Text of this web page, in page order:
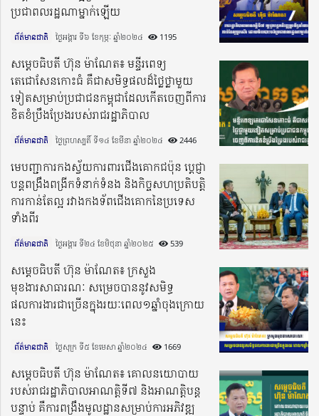
ប្រជាពលរដ្ឋណាម្នាក់ឡើយ
ព័ត៌មានជាតិ ថ្ងៃអង្គារ ទី៦ ខែកុម្ភៈ ឆ្នាំ២០២៤​ 1195
សម្តេចធិបតី ហ៊ុន ម៉ាណែត៖ មន្ទីរពេទ្យ
តេជោសែនកោះធំ គឺជាសមិទ្ធផលដ៏ថ្លៃថ្លាមួយ
ទៀតសម្រាប់ប្រជាជនកម្ពុជាដែលកើតចេញពីការ
ខិតខំប្រឹងប្រែងរបស់រាជរដ្ឋាភិបាល
ព័ត៌មានជាតិ ថ្ងៃព្រហស្បតិ៍ ទី១៤ ខែមីនា ឆ្នាំ២០២៤​ 2446
មេបញ្ជាការកងស្វ័យការពារជើងគោកជប៉ុន ប្តេជ្ញា
បន្តពង្រឹងពង្រីកទំនាក់ទំនង និងកិច្ចសហប្រតិបត្តិ
ការកាន់តែល្អ រវាងកងទ័ពជើងគោកនៃប្រទេស
ទាំងពីរ
ព័ត៌មានជាតិ ថ្ងៃអង្គារ ទី២៤ ខែមិថុនា ឆ្នាំ២០២៥​ 539
សម្តេចធិបតី ហ៊ុន ម៉ាណែត៖ ក្រសួង
មុខងារសាធារណៈ សម្រេចបាននូវសមិទ្ធ
ផលការងារជាច្រើនក្នុងរយៈពេល១ឆ្នាំចុងក្រោយ
នេះ
ព័ត៌មានជាតិ ថ្ងៃសុក្រ ទី៥ ខែមេសា ឆ្នាំ២០២៤​ 1669
សម្តេចធិបតី ហ៊ុន ម៉ាណែត៖ គោលនយោបាយ
របស់រាជរដ្ឋាភិបាលអាណត្តិទី៧ និងអាណត្តិបន្ត
បន្ទាប់ គឺការពង្រឹងមូលដ្ឋានសម្រាប់ការអភិវឌ្ឍ